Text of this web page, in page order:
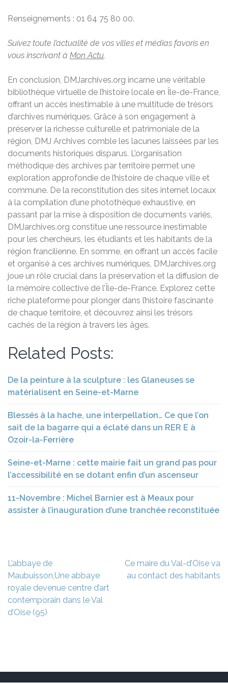
Renseignements : 01 64 75 80 00.
Suivez toute l’actualité de vos villes et médias favoris en
vous inscrivant à Mon Actu.
En conclusion, DMJarchives.org incarne une véritable
bibliothèque virtuelle de l’histoire locale en Île-de-France,
offrant un accès inestimable à une multitude de trésors
d’archives numériques. Grâce à son engagement à
préserver la richesse culturelle et patrimoniale de la
région, DMJ Archives comble les lacunes laissées par les
documents historiques disparus. L’organisation
méthodique des archives par territoire permet une
exploration approfondie de l’histoire de chaque ville et
commune. De la reconstitution des sites internet locaux
à la compilation d’une photothèque exhaustive, en
passant par la mise à disposition de documents variés,
DMJarchives.org constitue une ressource inestimable
pour les chercheurs, les étudiants et les habitants de la
région francilienne. En somme, en offrant un accès facile
et organisé à ces archives numériques, DMJarchives.org
joue un rôle crucial dans la préservation et la diffusion de
la mémoire collective de l’Île-de-France. Explorez cette
riche plateforme pour plonger dans l’histoire fascinante
de chaque territoire, et découvrez ainsi les trésors
cachés de la région à travers les âges.
Related Posts:
De la peinture à la sculpture : les Glaneuses se
matérialisent en Seine-et-Marne
Blessés à la hache, une interpellation… Ce que l’on
sait de la bagarre qui a éclaté dans un RER E à
Ozoir-la-Ferrière
Seine-et-Marne : cette mairie fait un grand pas pour
l’accessibilité en se dotant enfin d’un ascenseur
11-Novembre : Michel Barnier est à Meaux pour
assister à l’inauguration d’une tranchée reconstituée
Navigation
de
l’article
L’abbaye de
Maubuisson,Une abbaye
royale devenue centre d’art
contemporain dans le Val
d’Oise (95)
Ce maire du Val-d’Oise va
au contact des habitants